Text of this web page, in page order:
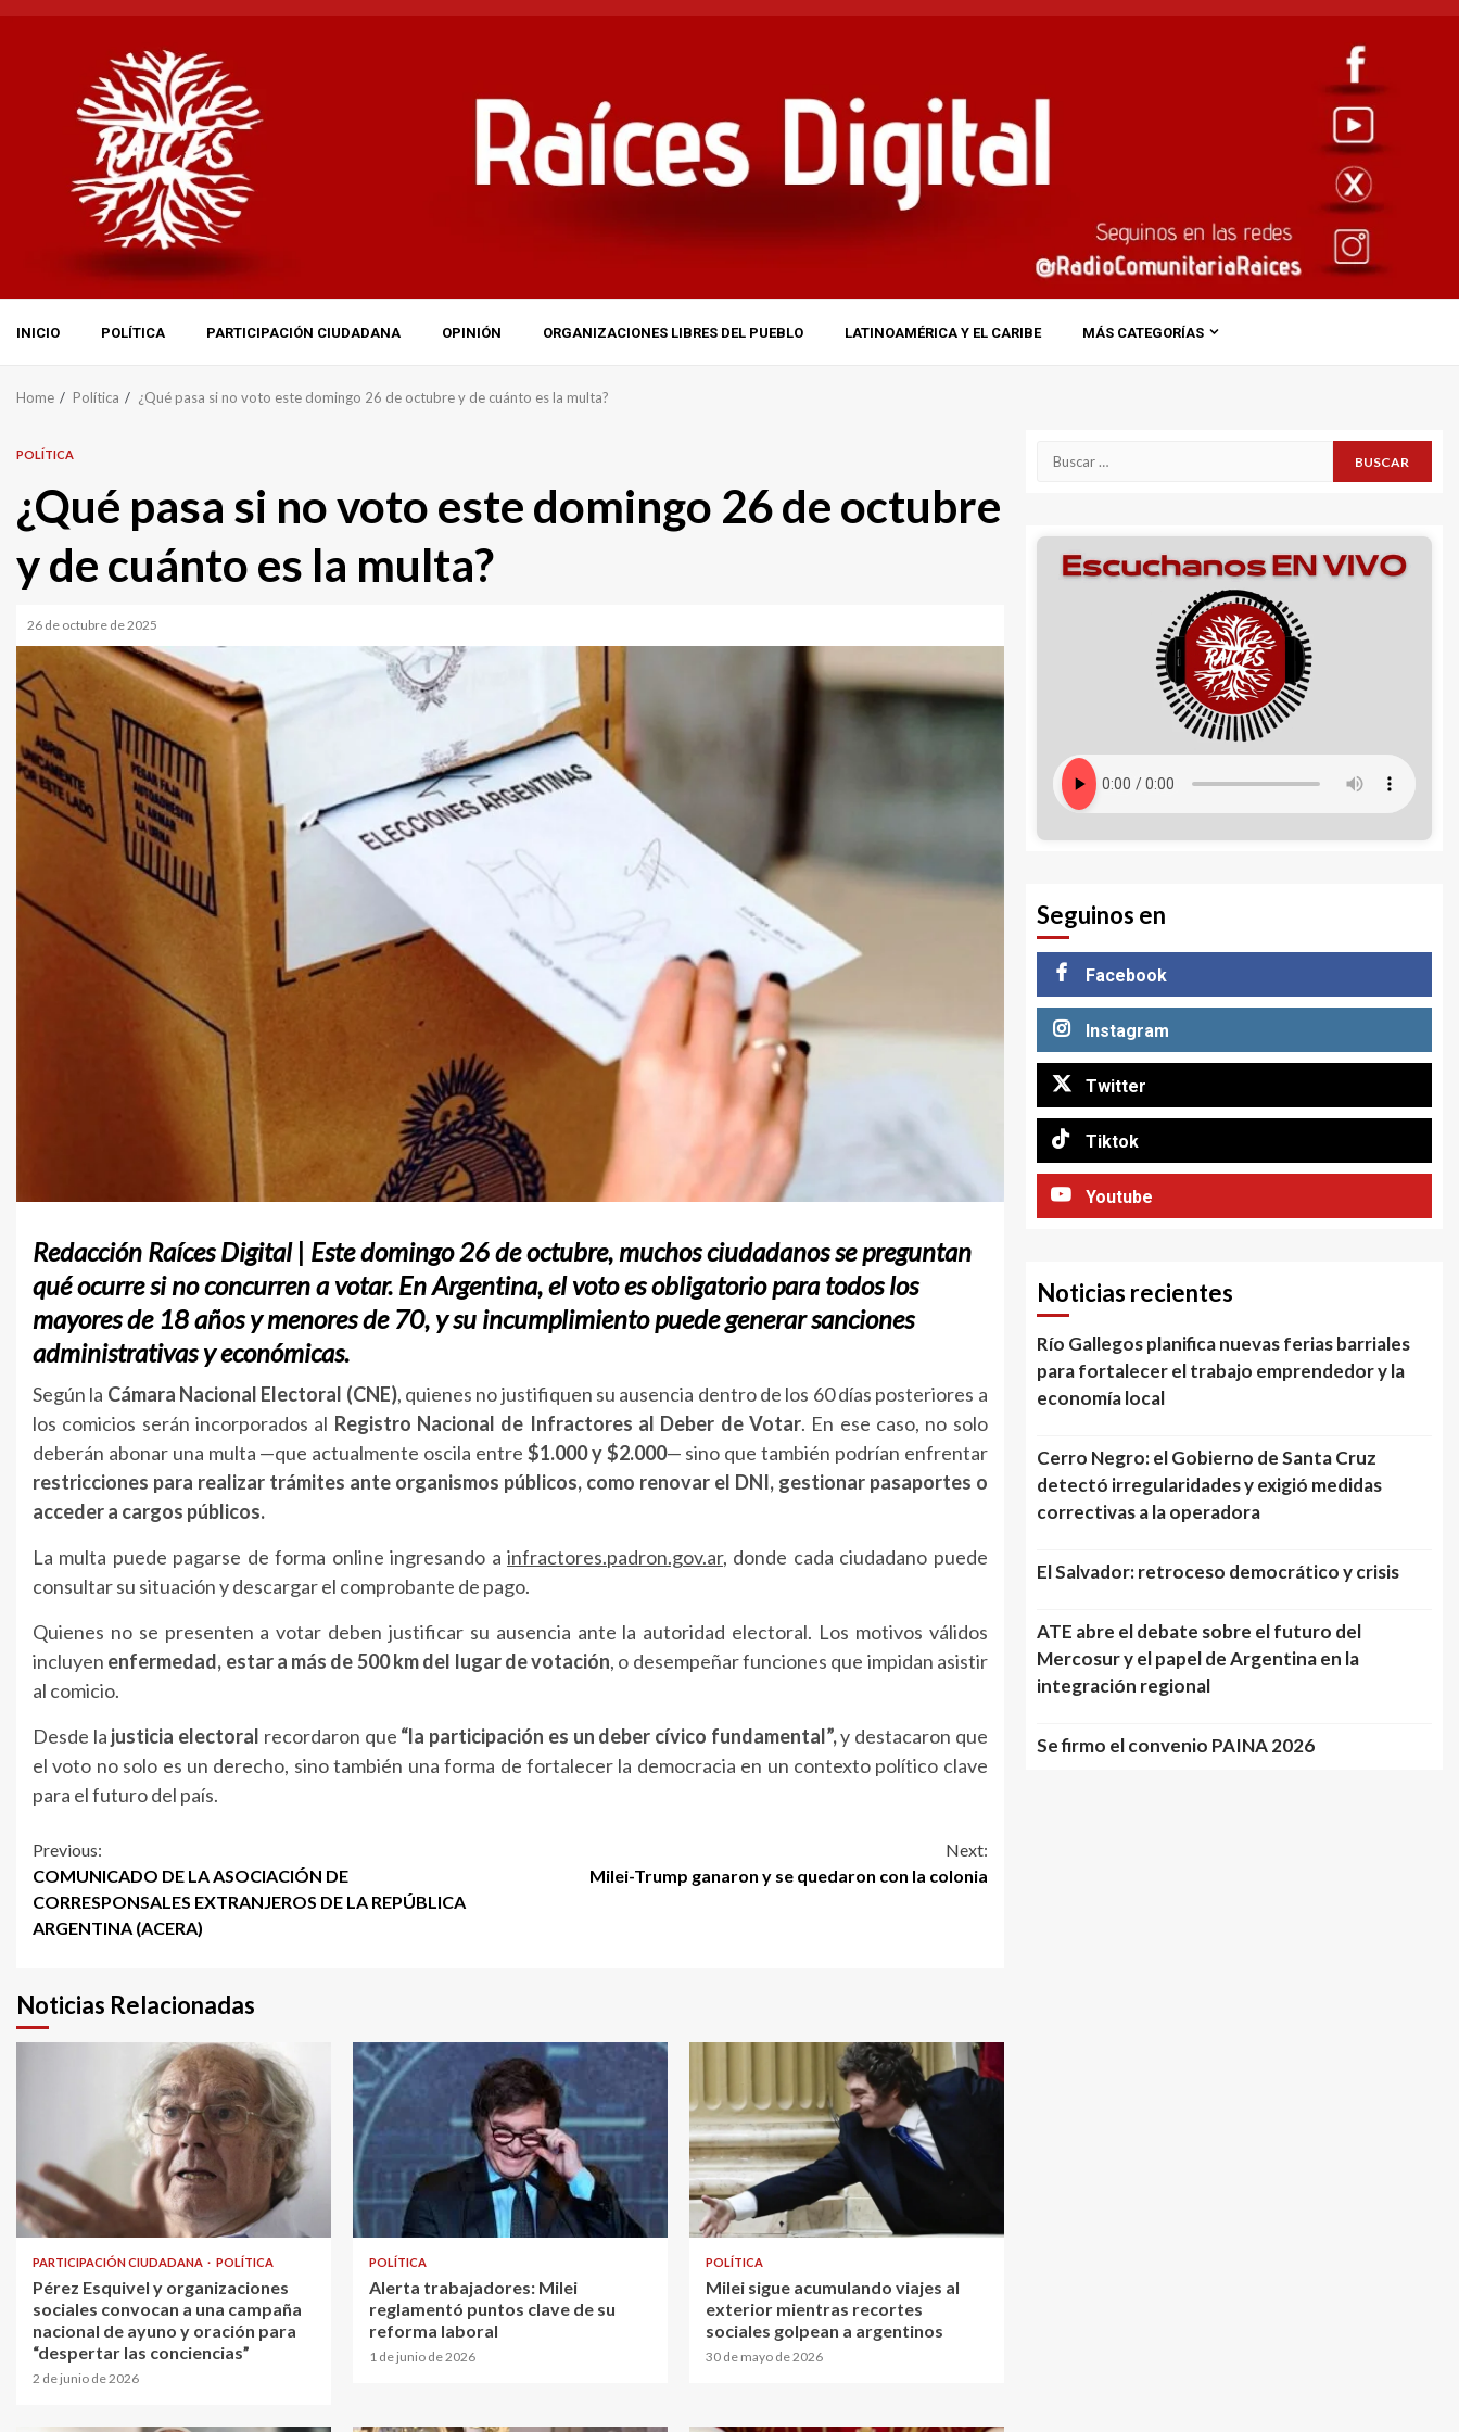
INICIO POLÍTICA PARTICIPACIÓN CIUDADANA OPINIÓN ORGANIZACIONES LIBRES DEL PUEBLO LATINOAMÉRICA Y EL CARIBE MÁS CATEGORÍAS
Home Política ¿Qué pasa si no voto este domingo 26 de octubre y de cuánto es la multa?
POLÍTICA
¿Qué pasa si no voto este domingo 26 de octubre
y de cuánto es la multa?
26 de octubre de 2025
Redacción Raíces Digital| Este domingo 26 de octubre, muchos ciudadanos se preguntan
qué ocurre si no concurren a votar. En Argentina, el voto es obligatorio para todos los
mayores de 18 años y menores de 70, y su incumplimiento puede generar sanciones
administrativas y económicas.
Según la Cámara Nacional Electoral (CNE), quienes no justifiquen su ausencia dentro de los 60 días posteriores a
los comicios serán incorporados al Registro Nacional de Infractores al Deber de Votar. En ese caso, no solo
deberán abonar una multa —que actualmente oscila entre $1.000 y $2.000— sino que también podrían enfrentar
restricciones para realizar trámites ante organismos públicos, como renovar el DNI, gestionar pasaportes o
acceder a cargos públicos.
La multa puede pagarse de forma online ingresando ainfractores.padron.gov.ar, donde cada ciudadano puede
consultar su situación y descargar el comprobante de pago.
Quienes no se presenten a votar deben justificar su ausencia ante la autoridad electoral. Los motivos válidos
incluyen enfermedad, estar a más de 500 km del lugar de votación, o desempeñar funciones que impidan asistir
al comicio.
Desde la justicia electoral recordaron que “la participación es un deber cívico fundamental”,y destacaron que
el voto no solo es un derecho, sino también una forma de fortalecer la democracia en un contexto político clave
para el futuro del país.
Continue
Reading
Previous:
COMUNICADO DE LA ASOCIACIÓN DE
CORRESPONSALES EXTRANJEROS DE LA REPÚBLICA
ARGENTINA (ACERA)
Next:
Milei-Trump ganaron y se quedaron con la colonia
Noticias Relacionadas
PARTICIPACIÓN CIUDADANA POLÍTICA
Pérez Esquivel y organizaciones
sociales convocan a una campaña
nacional de ayuno y oración para
“despertar las conciencias”
2 de junio de 2026
POLÍTICA
Alerta trabajadores: Milei
reglamentó puntos clave de su
reforma laboral
1 de junio de 2026
POLÍTICA
Milei sigue acumulando viajes al
exterior mientras recortes
sociales golpean a argentinos
30 de mayo de 2026
Buscar:
Seguinos en
Facebook
Instagram
Twitter
Tiktok
Youtube
Noticias recientes
Río Gallegos planifica nuevas ferias barriales
para fortalecer el trabajo emprendedor y la
economía local
Cerro Negro: el Gobierno de Santa Cruz
detectó irregularidades y exigió medidas
correctivas a la operadora
El Salvador: retroceso democrático y crisis
ATE abre el debate sobre el futuro del
Mercosur y el papel de Argentina en la
integración regional
Se firmo el convenio PAINA 2026